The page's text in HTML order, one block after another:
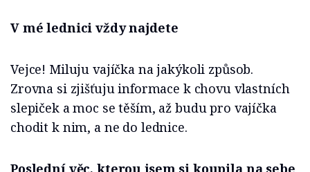
V mé lednici vždy najdete
Vejce! Miluju vajíčka na jakýkoli způsob.
Zrovna si zjišťuju informace k chovu vlastních
slepiček a moc se těším, až budu pro vajíčka
chodit k nim, a ne do lednice.
Poslední věc, kterou jsem si koupila na sebe